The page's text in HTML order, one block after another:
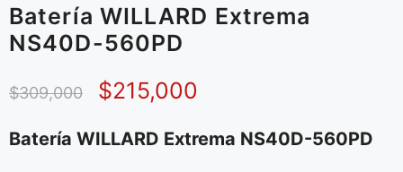
Batería WILLARD Extrema
NS40D-560PD
$309,000 $215,000
Batería WILLARD Extrema NS40D-560PD